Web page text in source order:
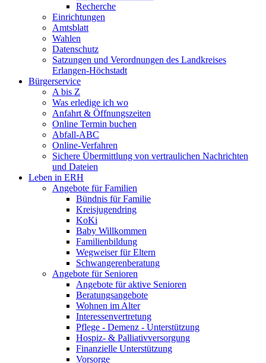
Recherche
Einrichtungen
Amtsblatt
Wahlen
Datenschutz
Satzungen und Verordnungen des Landkreises
Erlangen-Höchstadt
Bürgerservice
A bis Z
Was erledige ich wo
Anfahrt & Öffnungszeiten
Online Termin buchen
Abfall-ABC
Online-Verfahren
Sichere Übermittlung von vertraulichen Nachrichten
und Dateien
Leben in ERH
Angebote für Familien
Bündnis für Familie
Kreisjugendring
KoKi
Baby Willkommen
Familienbildung
Wegweiser für Eltern
Schwangerenberatung
Angebote für Senioren
Angebote für aktive Senioren
Beratungsangebote
Wohnen im Alter
Interessenvertretung
Pflege - Demenz - Unterstützung
Hospiz- & Palliativversorgung
Finanzielle Unterstützung
Vorsorge